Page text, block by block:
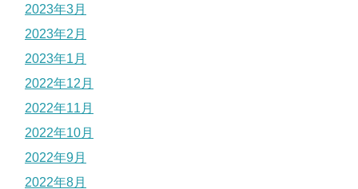
2023年3月
2023年2月
2023年1月
2022年12月
2022年11月
2022年10月
2022年9月
2022年8月